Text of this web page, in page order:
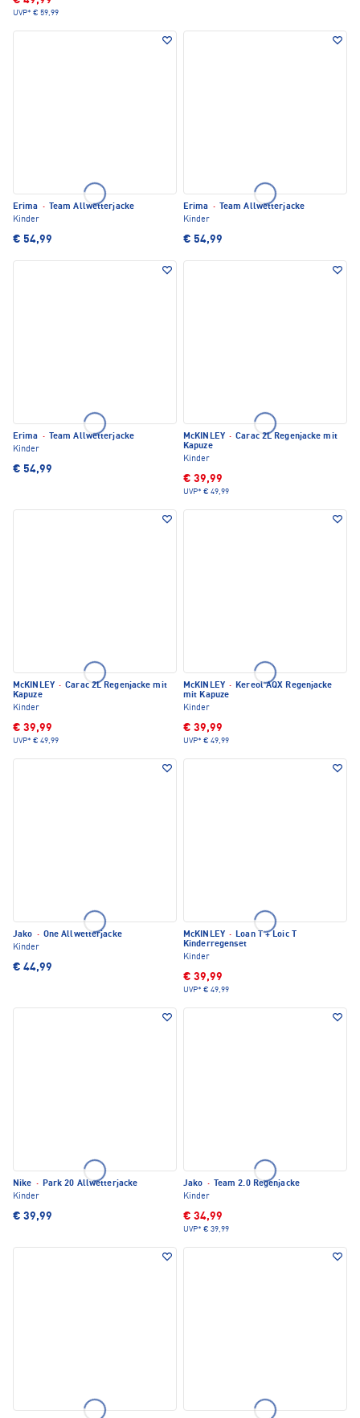
UVP* € 59,99
Erima ·
Team Allwetterjacke
Kinder
€ 54,99
Erima ·
Team Allwetterjacke
Kinder
€ 54,99
Erima ·
Team Allwetterjacke
Kinder
€ 54,99
McKINLEY · Carac 2L Regenjacke mit
Kapuze
Kinder
€ 39,99
UVP* € 49,99
McKINLEY · Carac 2L Regenjacke mit
Kapuze
Kinder
€ 39,99
UVP* € 49,99
McKINLEY · Kereol AQX Regenjacke
mit Kapuze
Kinder
€ 39,99
UVP* € 49,99
Jako · One Allwetterjacke
Kinder
€ 44,99
McKINLEY · Loan T + Loic T
Kinderregenset
Kinder
€ 39,99
UVP* € 49,99
Nike · Park 20 Allwetterjacke
Kinder
€ 39,99
Jako ·
Team 2.0 Regenjacke
Kinder
€ 34,99
UVP* € 39,99